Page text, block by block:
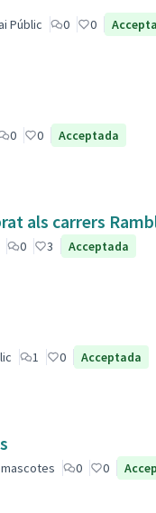
Públic 0 0
0 0 Acceptada
als carrers
0 3 Acceptada
1 0 Acceptada
0 0